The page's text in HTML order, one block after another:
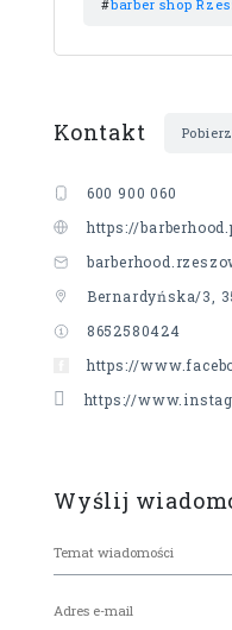
#barber shop
Kontakt Pobierz
600 900 060
https://
Bernardyńska/3,
8652580424
https://
https://
Wyślij